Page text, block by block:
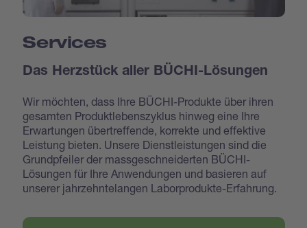
Services
Das Herzstück aller BÜCHI-Lösungen
Wir möchten, dass Ihre BÜCHI-Produkte über ihren
gesamten Produktlebenszyklus hinweg eine Ihre
Erwartungen übertreffende, korrekte und effektive
Leistung bieten. Unsere Dienstleistungen sind die
Grundpfeiler der massgeschneiderten BÜCHI-
Lösungen für Ihre Anwendungen und basieren auf
unserer jahrzehntelangen Laborprodukte-Erfahrung.